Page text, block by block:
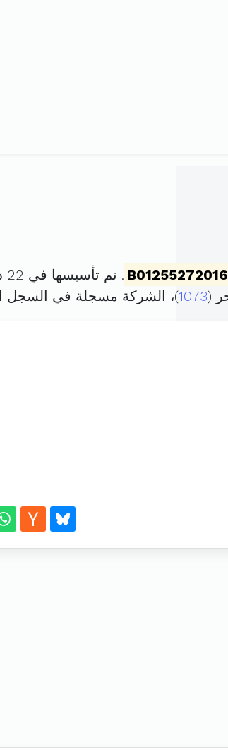
B01255272016 . تم تأسيسها في 22 ديسمبر 2016 برأس مال قدره
1073)، الشركة مسجلة في السجل